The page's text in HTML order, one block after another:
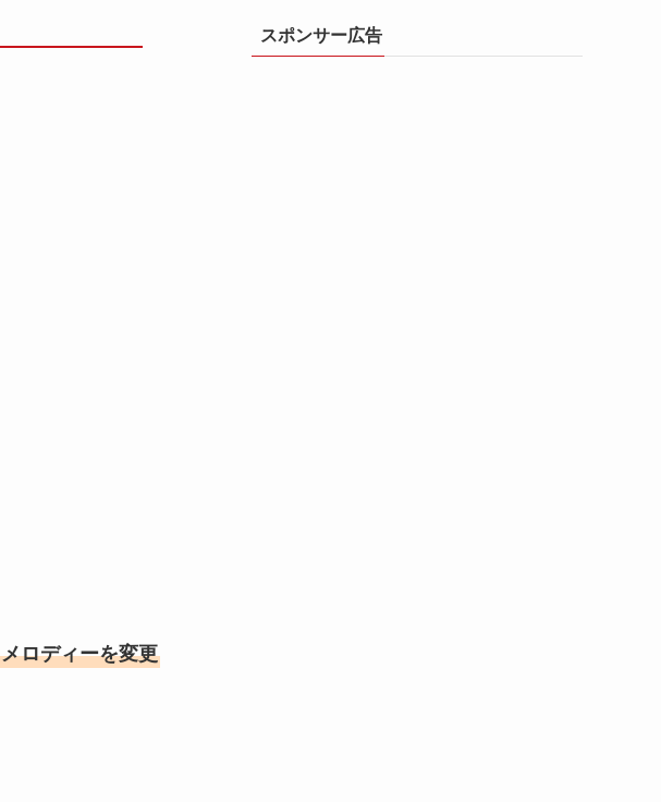
メロディーを変更
スポンサー広告